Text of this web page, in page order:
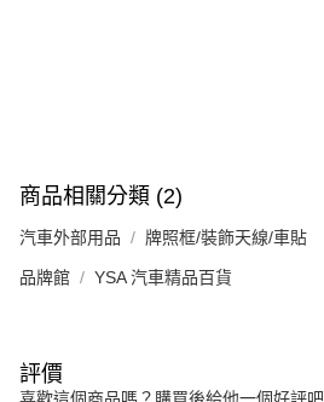
商品相關分類 (2)
汽車外部用品 牌照框/裝飾天線/車貼
品牌館 YSA 汽車精品百貨
評價